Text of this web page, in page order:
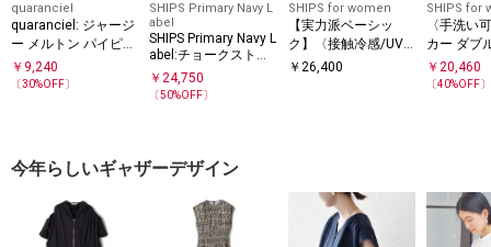
quaranciel
quaranciel: ジャージ
ー メルトン パイピン
グ CPO ビッグ シャ
ツ ジャケット
￥ 9,240
〔30%OFF〕
SHIPS Primary Navy L
abel
SHIPS Primary Navy L
abel:チョークストラ
イプ ビッグ ジャケッ
ト（セットアップ対
￥24,750
〔50%OFF〕
SHIPS for women
【実力派ベーシッ
ク】〈接触冷感/UV
カット/吸水速乾/洗
￥ 26,400
SHIPS for
〈手洗い
カー ダブ
ジャケッ
￥20,460
〔40%OFF〕
今年らしいギャザーデザイン